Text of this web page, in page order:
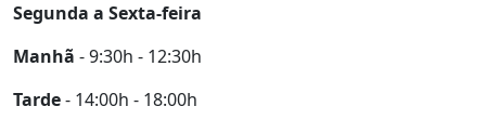
Segunda a Sexta-feira
Manhã - 9:30h - 12:30h
Tarde- 14:00h - 18:00h